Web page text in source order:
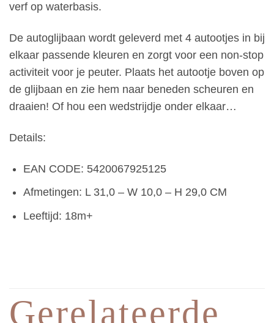
verf op waterbasis.
De autoglijbaan wordt geleverd met 4 autootjes in bij
elkaar passende kleuren en zorgt voor een non-stop
activiteit voor je peuter. Plaats het autootje boven op
de glijbaan en zie hem naar beneden scheuren en
draaien! Of hou een wedstrijdje onder elkaar…
Details:
EAN CODE: 5420067925125
Afmetingen: L 31,0 – W 10,0 – H 29,0 CM
Leeftijd: 18m+
Gerelateerde